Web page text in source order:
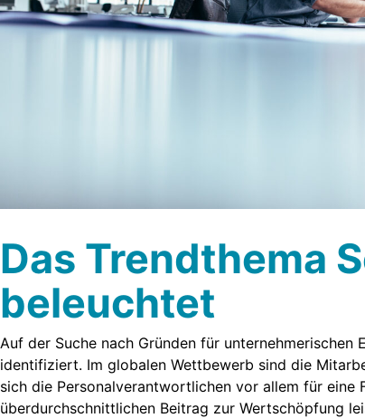
Das Trendthema
beleuchtet
Auf der Suche nach Gründen für
identifiziert. Im globalen Wettbewerb sind die
sich die Personalverantwortlichen vor allem für eine
überdurchschnittlichen Beitrag zur Wertschöpfung